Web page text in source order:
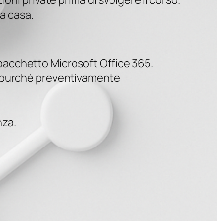
casa.
Microsoft Office 365.
preventivamente